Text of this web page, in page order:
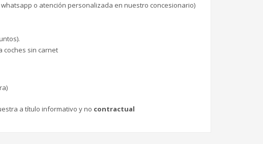
o atención personalizada en nuestro concesionario)
coches sin carnet
a título informativo y no contractual